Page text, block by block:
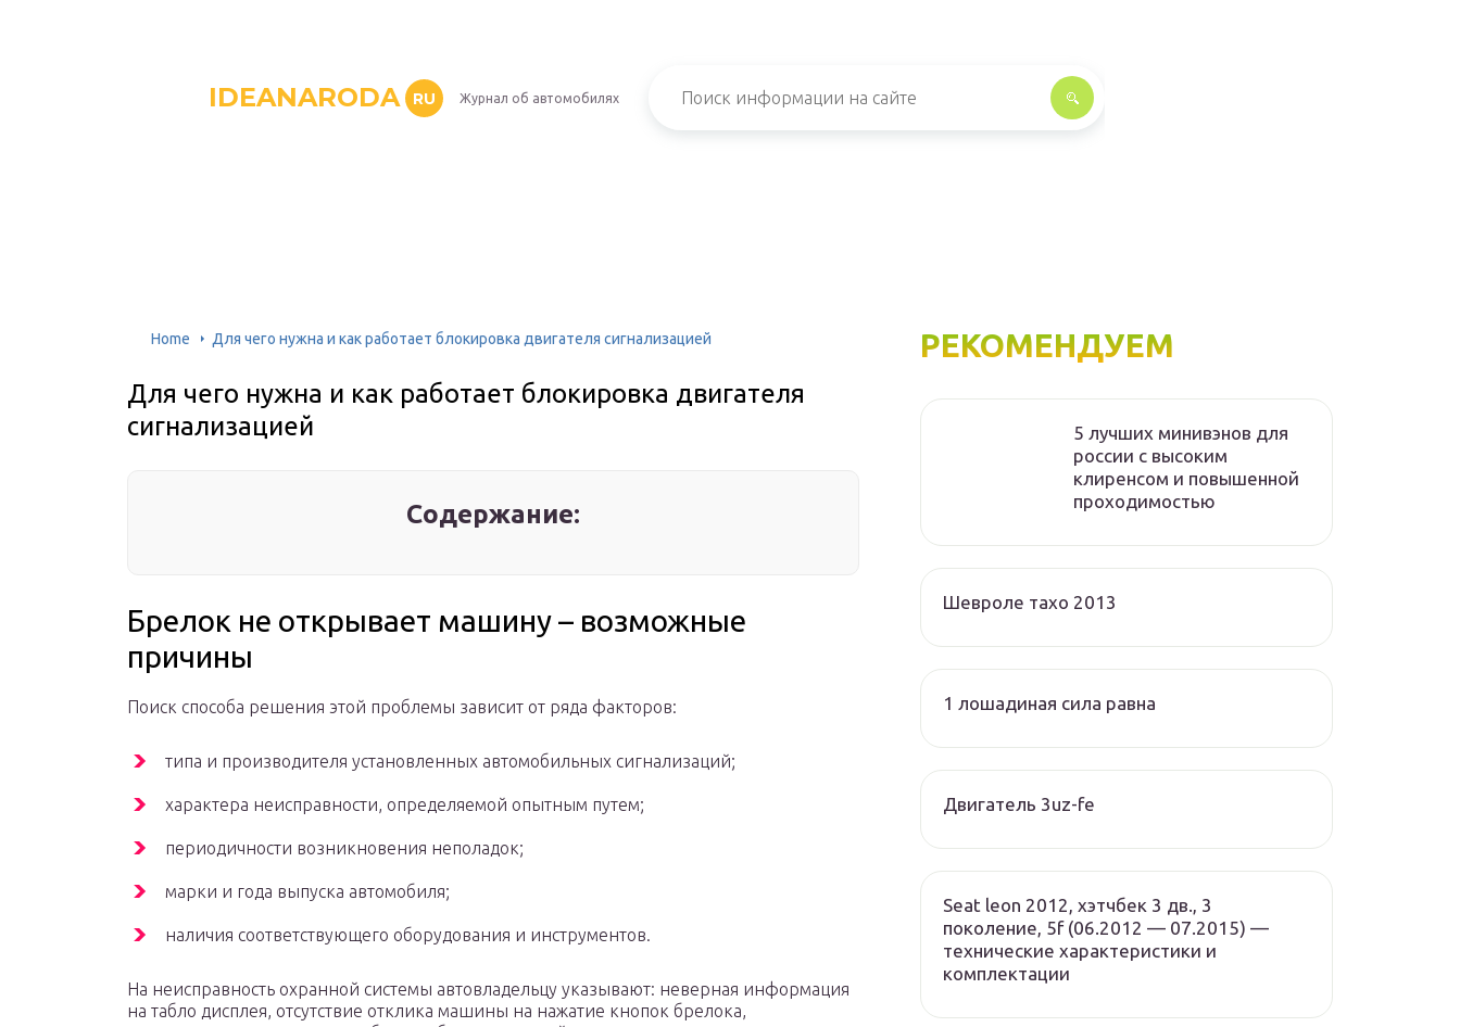
IDEANARODA RU Журнал об автомобилях
Home Для чего нужна и как работает блокировка двигателя сигнализацией
Для чего нужна и как работает блокировка двигателя
сигнализацией
Содержание:
Брелок не открывает машину – возможные
причины
Поиск способа решения этой проблемы зависит от ряда факторов:
типа и производителя установленных автомобильных сигнализаций;
характера неисправности, определяемой опытным путем;
периодичности возникновения неполадок;
марки и года выпуска автомобиля;
наличия соответствующего оборудования и инструментов.
На неисправность охранной системы автовладельцу указывают: неверная информация
на табло дисплея, отсутствие отклика машины на нажатие кнопок брелока,
РЕКОМЕНДУЕМ
5 лучших минивэнов для
россии с высоким
клиренсом и повышенной
проходимостью
Шевроле тахо 2013
1 лошадиная сила равна
Двигатель 3uz-fe
Seat leon 2012, хэтчбек 3 дв., 3
поколение, 5f (06.2012 — 07.2015) —
технические характеристики и
комплектации